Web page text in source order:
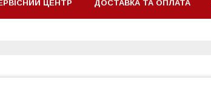
ЦЕНТР ДОСТАВКА ТА ОПЛАТА